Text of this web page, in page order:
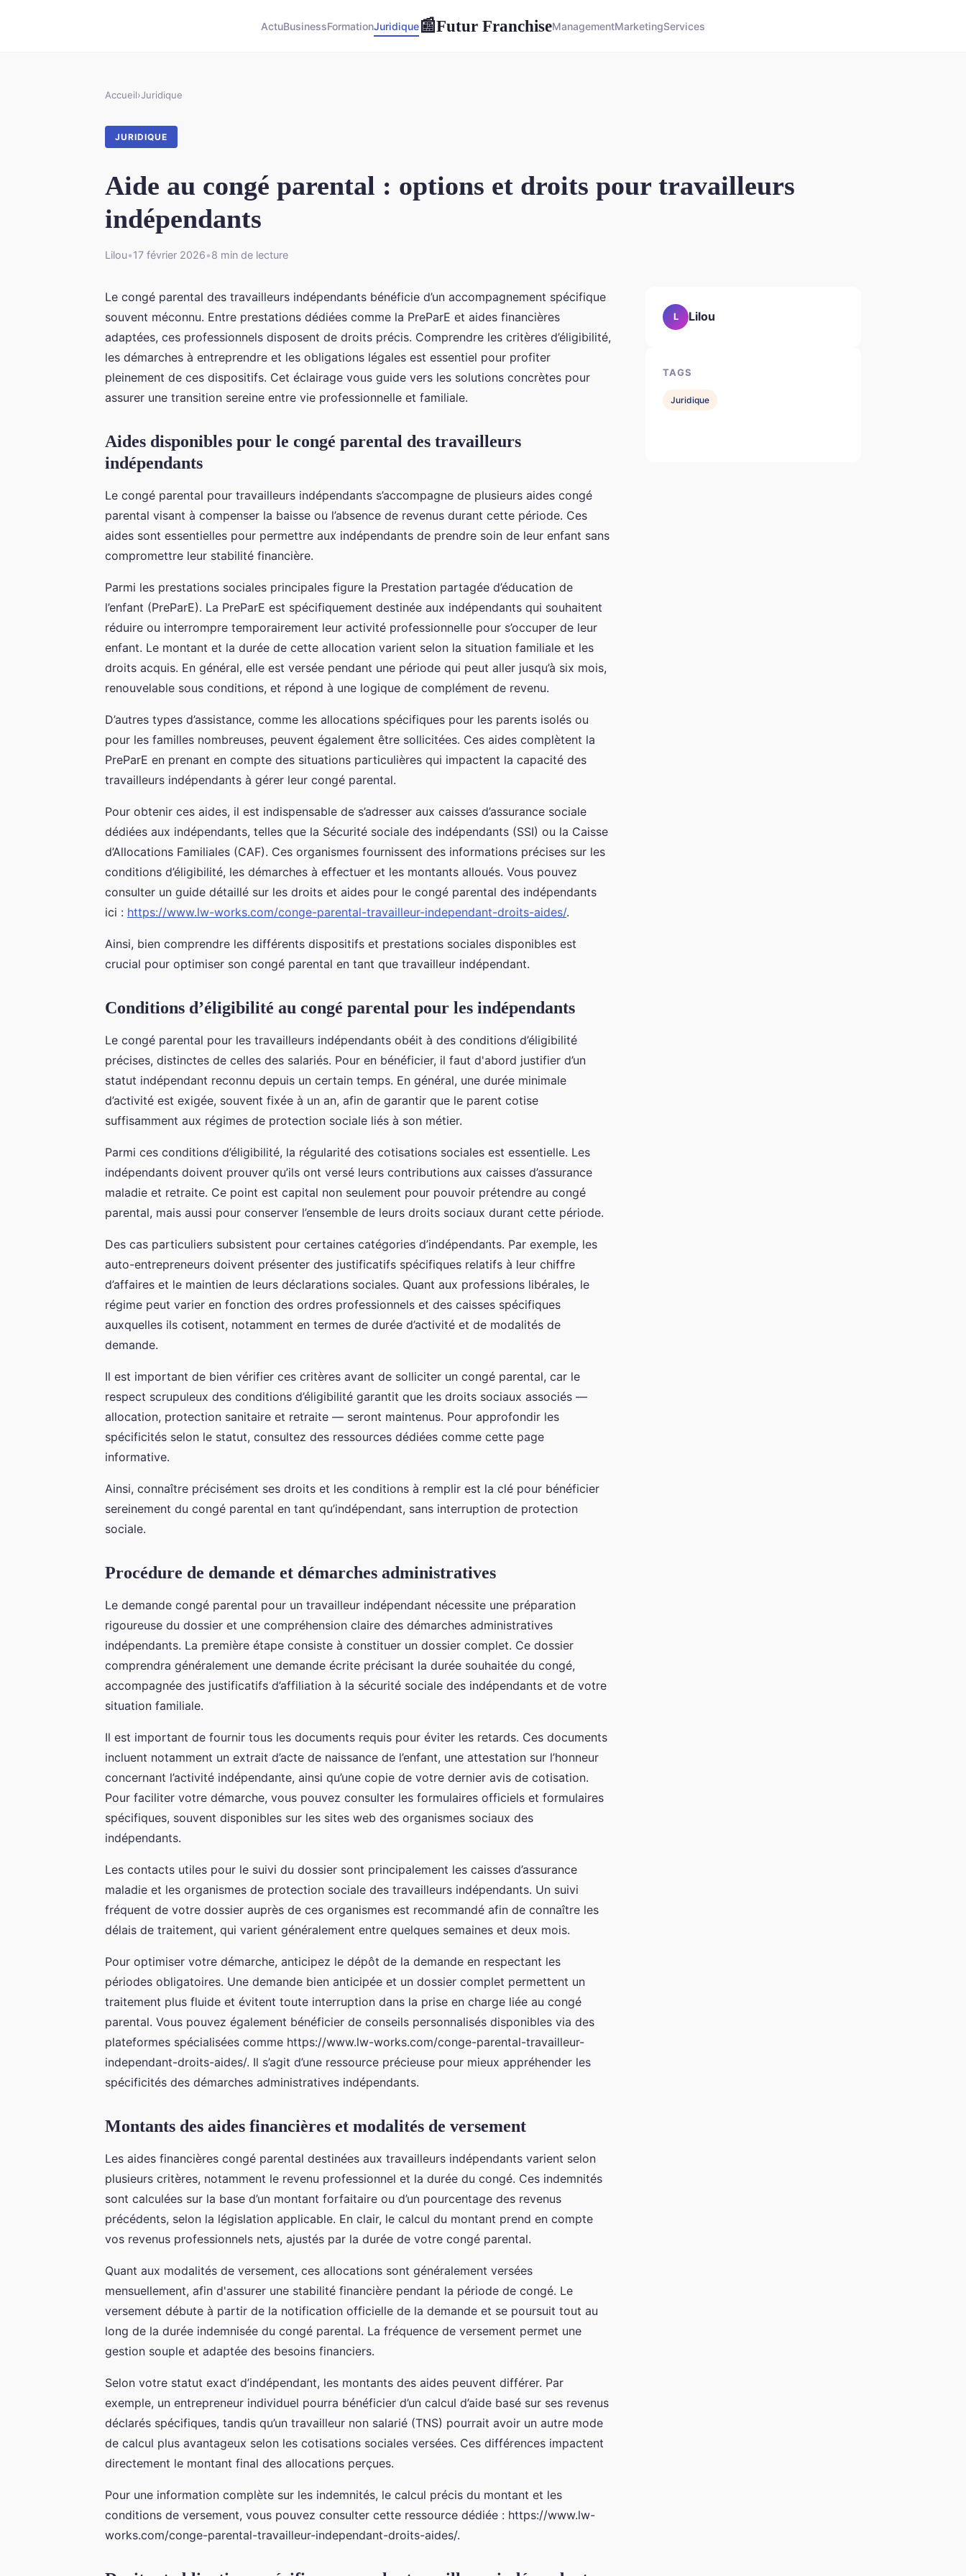
ActuBusinessFormationJuridique📰Futur FranchiseManagementMarketingServices
Accueil›Juridique
JURIDIQUE
Aide au congé parental : options et droits pour travailleurs
indépendants
Lilou•17 février 2026•8 min de lecture
Le congé parental des travailleurs indépendants bénéficie d’un accompagnement spécifique
souvent méconnu. Entre prestations dédiées comme la PreParE et aides financières
adaptées, ces professionnels disposent de droits précis. Comprendre les critères d’éligibilité,
les démarches à entreprendre et les obligations légales est essentiel pour profiter
pleinement de ces dispositifs. Cet éclairage vous guide vers les solutions concrètes pour
assurer une transition sereine entre vie professionnelle et familiale.
Aides disponibles pour le congé parental des travailleurs
indépendants
Le congé parental pour travailleurs indépendants s’accompagne de plusieurs aides congé
parental visant à compenser la baisse ou l’absence de revenus durant cette période. Ces
aides sont essentielles pour permettre aux indépendants de prendre soin de leur enfant sans
compromettre leur stabilité financière.
Parmi les prestations sociales principales figure la Prestation partagée d’éducation de
l’enfant (PreParE). La PreParE est spécifiquement destinée aux indépendants qui souhaitent
réduire ou interrompre temporairement leur activité professionnelle pour s’occuper de leur
enfant. Le montant et la durée de cette allocation varient selon la situation familiale et les
droits acquis. En général, elle est versée pendant une période qui peut aller jusqu’à six mois,
renouvelable sous conditions, et répond à une logique de complément de revenu.
D’autres types d’assistance, comme les allocations spécifiques pour les parents isolés ou
pour les familles nombreuses, peuvent également être sollicitées. Ces aides complètent la
PreParE en prenant en compte des situations particulières qui impactent la capacité des
travailleurs indépendants à gérer leur congé parental.
Pour obtenir ces aides, il est indispensable de s’adresser aux caisses d’assurance sociale
dédiées aux indépendants, telles que la Sécurité sociale des indépendants (SSI) ou la Caisse
d’Allocations Familiales (CAF). Ces organismes fournissent des informations précises sur les
conditions d’éligibilité, les démarches à effectuer et les montants alloués. Vous pouvez
consulter un guide détaillé sur les droits et aides pour le congé parental des indépendants
ici : https://www.lw-works.com/conge-parental-travailleur-independant-droits-aides/.
Ainsi, bien comprendre les différents dispositifs et prestations sociales disponibles est
crucial pour optimiser son congé parental en tant que travailleur indépendant.
Conditions d’éligibilité au congé parental pour les indépendants
Le congé parental pour les travailleurs indépendants obéit à des conditions d’éligibilité
précises, distinctes de celles des salariés. Pour en bénéficier, il faut d'abord justifier d’un
statut indépendant reconnu depuis un certain temps. En général, une durée minimale
d’activité est exigée, souvent fixée à un an, afin de garantir que le parent cotise
suffisamment aux régimes de protection sociale liés à son métier.
Parmi ces conditions d’éligibilité, la régularité des cotisations sociales est essentielle. Les
indépendants doivent prouver qu’ils ont versé leurs contributions aux caisses d’assurance
maladie et retraite. Ce point est capital non seulement pour pouvoir prétendre au congé
parental, mais aussi pour conserver l’ensemble de leurs droits sociaux durant cette période.
Des cas particuliers subsistent pour certaines catégories d’indépendants. Par exemple, les
auto-entrepreneurs doivent présenter des justificatifs spécifiques relatifs à leur chiffre
d’affaires et le maintien de leurs déclarations sociales. Quant aux professions libérales, le
régime peut varier en fonction des ordres professionnels et des caisses spécifiques
auxquelles ils cotisent, notamment en termes de durée d’activité et de modalités de
demande.
Il est important de bien vérifier ces critères avant de solliciter un congé parental, car le
respect scrupuleux des conditions d’éligibilité garantit que les droits sociaux associés —
allocation, protection sanitaire et retraite — seront maintenus. Pour approfondir les
spécificités selon le statut, consultez des ressources dédiées comme cette page
informative.
Ainsi, connaître précisément ses droits et les conditions à remplir est la clé pour bénéficier
sereinement du congé parental en tant qu’indépendant, sans interruption de protection
sociale.
Procédure de demande et démarches administratives
Le demande congé parental pour un travailleur indépendant nécessite une préparation
rigoureuse du dossier et une compréhension claire des démarches administratives
indépendants. La première étape consiste à constituer un dossier complet. Ce dossier
comprendra généralement une demande écrite précisant la durée souhaitée du congé,
accompagnée des justificatifs d’affiliation à la sécurité sociale des indépendants et de votre
situation familiale.
Il est important de fournir tous les documents requis pour éviter les retards. Ces documents
incluent notamment un extrait d’acte de naissance de l’enfant, une attestation sur l’honneur
concernant l’activité indépendante, ainsi qu’une copie de votre dernier avis de cotisation.
Pour faciliter votre démarche, vous pouvez consulter les formulaires officiels et formulaires
spécifiques, souvent disponibles sur les sites web des organismes sociaux des
indépendants.
Les contacts utiles pour le suivi du dossier sont principalement les caisses d’assurance
maladie et les organismes de protection sociale des travailleurs indépendants. Un suivi
fréquent de votre dossier auprès de ces organismes est recommandé afin de connaître les
délais de traitement, qui varient généralement entre quelques semaines et deux mois.
Pour optimiser votre démarche, anticipez le dépôt de la demande en respectant les
périodes obligatoires. Une demande bien anticipée et un dossier complet permettent un
traitement plus fluide et évitent toute interruption dans la prise en charge liée au congé
parental. Vous pouvez également bénéficier de conseils personnalisés disponibles via des
plateformes spécialisées comme https://www.lw-works.com/conge-parental-travailleur-
independant-droits-aides/. Il s’agit d’une ressource précieuse pour mieux appréhender les
spécificités des démarches administratives indépendants.
Montants des aides financières et modalités de versement
Les aides financières congé parental destinées aux travailleurs indépendants varient selon
plusieurs critères, notamment le revenu professionnel et la durée du congé. Ces indemnités
sont calculées sur la base d’un montant forfaitaire ou d’un pourcentage des revenus
précédents, selon la législation applicable. En clair, le calcul du montant prend en compte
vos revenus professionnels nets, ajustés par la durée de votre congé parental.
Quant aux modalités de versement, ces allocations sont généralement versées
mensuellement, afin d'assurer une stabilité financière pendant la période de congé. Le
versement débute à partir de la notification officielle de la demande et se poursuit tout au
long de la durée indemnisée du congé parental. La fréquence de versement permet une
gestion souple et adaptée des besoins financiers.
Selon votre statut exact d’indépendant, les montants des aides peuvent différer. Par
exemple, un entrepreneur individuel pourra bénéficier d’un calcul d’aide basé sur ses revenus
déclarés spécifiques, tandis qu’un travailleur non salarié (TNS) pourrait avoir un autre mode
de calcul plus avantageux selon les cotisations sociales versées. Ces différences impactent
directement le montant final des allocations perçues.
Pour une information complète sur les indemnités, le calcul précis du montant et les
conditions de versement, vous pouvez consulter cette ressource dédiée : https://www.lw-
works.com/conge-parental-travailleur-independant-droits-aides/.
L Lilou
TAGS
Juridique